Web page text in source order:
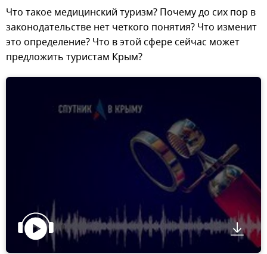
Что такое медицинский туризм? Почему до сих пор в
законодательстве нет четкого понятия? Что изменит
это определение? Что в этой сфере сейчас может
предложить туристам Крым?